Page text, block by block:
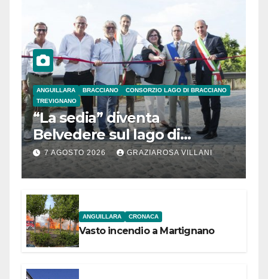
ANGUILLARA BRACCIANO
CONSORZIO LAGO DI BRACCIANO
TREVIGNANO
“La sedia” diventa
Belvedere sul lago di
Bracciano: ieri
l’inaugurazione
7 AGOSTO 2026 GRAZIAROSA VILLANI
ANGUILLARA CRONACA
Vasto incendio a Martignano